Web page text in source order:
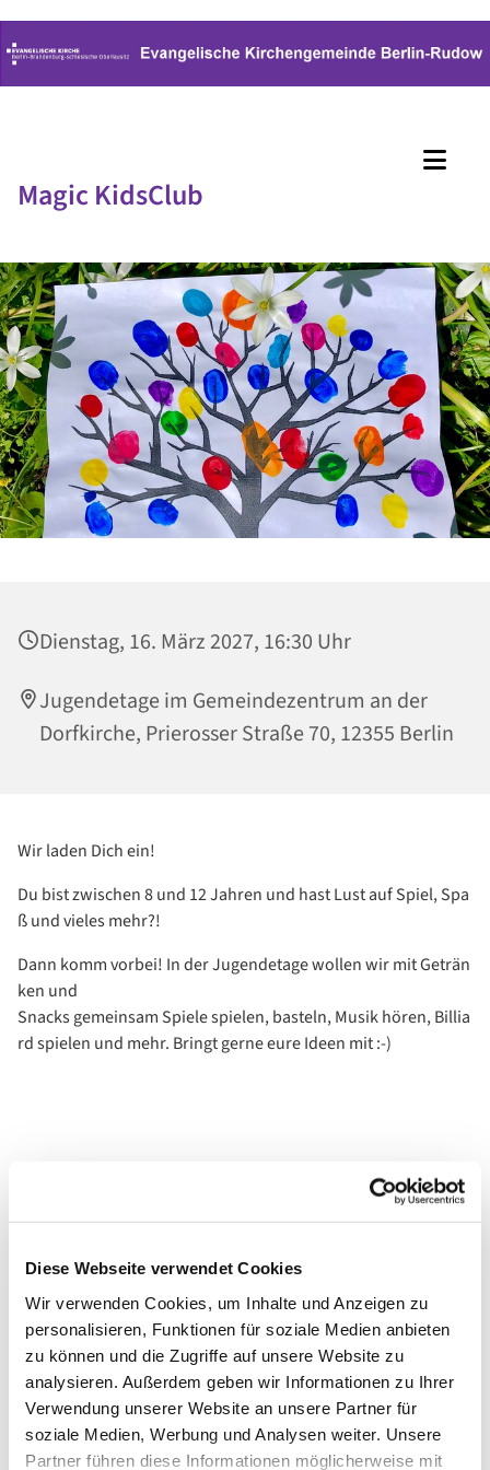
Diese Webseite verwendet Cookies
Wir verwenden Cookies, um Inhalte und Anzeigen zu
personalisieren, Funktionen für soziale Medien anbieten
zu können und die Zugriffe auf unsere Website zu
analysieren. Außerdem geben wir Informationen zu Ihrer
Verwendung unserer Website an unsere Partner für
soziale Medien, Werbung und Analysen weiter. Unsere
Partner führen diese Informationen möglicherweise mit
Magic KidsClub
Dienstag, 16. März 2027, 16:30 Uhr
Jugendetage im Gemeindezentrum an der
Dorfkirche, Prierosser Straße 70, 12355 Berlin
Wir laden Dich ein!
Du bist zwischen 8 und 12 Jahren und hast Lust auf Spiel, Spa
ß und vieles mehr?!
Dann komm vorbei! In der Jugendetage wollen wir mit Geträn
ken und
Snacks gemeinsam Spiele spielen, basteln, Musik hören, Billia
rd spielen und mehr. Bringt gerne eure Ideen mit :-)